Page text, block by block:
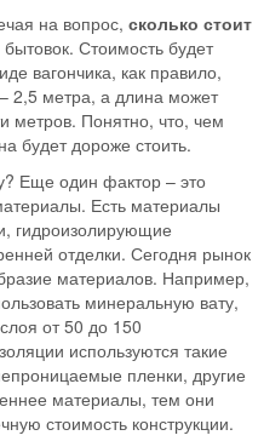
на вопрос, сколько стоит
Стоимость будет
вагончика, как правило,
2,5 метра, а длина может
метров. Понятно, что, чем
будет дороже стоить.
Еще один фактор – это
Есть материалы
гидроизолирующие
отделки. Сегодня рынок
материалов. Например,
минеральную вату,
от 50 до 150
используются такие
пленки, другие
материалы, тем они
стоимость конструкции.